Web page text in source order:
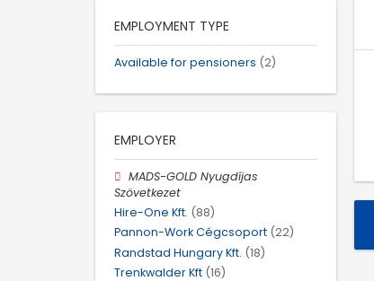
EMPLOYMENT TYPE
Available for pensioners (2)
EMPLOYER
MADS-GOLD Nyugdíjas
Szövetkezet
Hire-One Kft. (88)
Pannon-Work Cégcsoport (22)
Randstad Hungary Kft. (18)
Trenkwalder Kft (16)